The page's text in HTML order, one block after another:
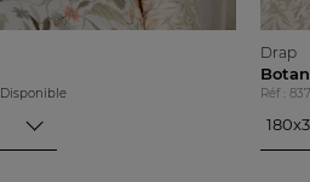
Disponible
Drap
Réf :